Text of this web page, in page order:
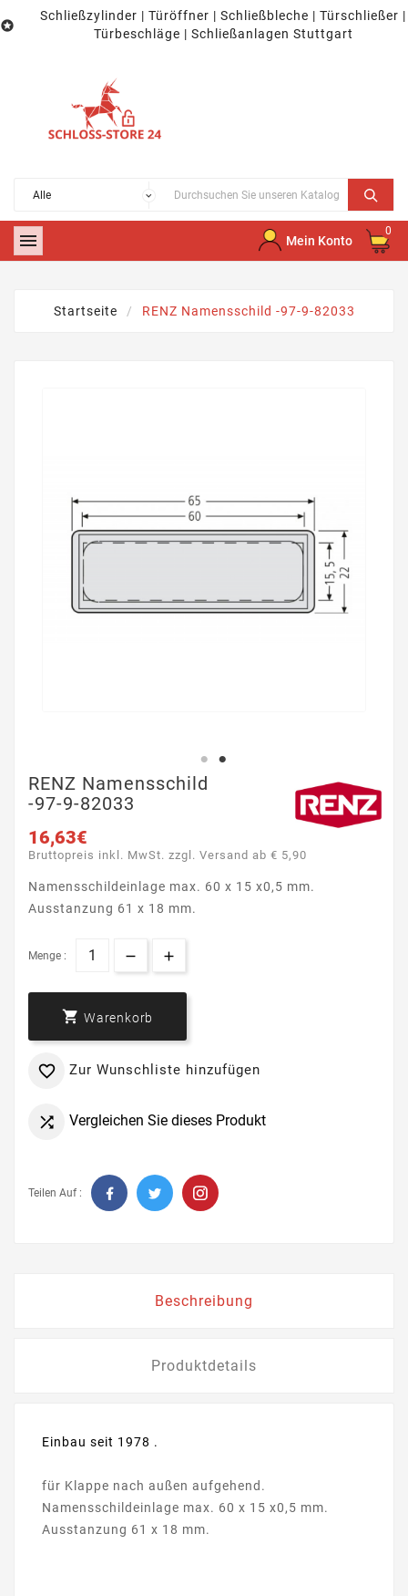

Schließzylinder | Türöffner | Schließbleche | Türschließer |
Türbeschläge | Schließanlagen Stuttgart
 Mein Konto
0
Startseite RENZ Namensschild -97-9-82033
RENZ Namensschild
-97-9-82033
16,63€
Bruttopreis inkl. MwSt. zzgl. Versand ab € 5,90
Namensschildeinlage max. 60 x 15 x0,5 mm.
Ausstanzung 61 x 18 mm.
Menge :
 Warenkorb
 Zur Wunschliste hinzufügen
 Vergleichen Sie dieses Produkt
Teilen Auf :
Beschreibung
Produktdetails
Einbau seit 1978 .
für Klappe nach außen aufgehend.
Namensschildeinlage max. 60 x 15 x0,5 mm.
Ausstanzung 61 x 18 mm.